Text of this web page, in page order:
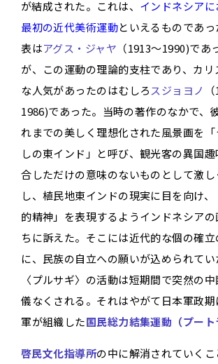
が結成された。これは、 インドネシアに
最初の近代美術運動といえるものであ
表はアグス・ジャヤ （1913～1990)であ
が、この運動の理論的支柱であり、カリ
な人気があったのはむしろスジョヨノ
1986)であった。当時の著作のなかで、
れまでの美しく理想化された風景画を「
しの東インド」と呼び、観光客の異国
合しただけの意味のないものとして激し
し、植民地東インドの現実に目を向け、
的精神」を表現するようインドネシアの
ちに訴えた。そこには近代的な個の確
に、民族の自立への願いが込められてい
〈プルサギ〉の活動は短期間で突然の
儀なくされる。それはやがて日本軍政
軍が組織した国民総力結集運動（プート
啓民文化指導所の中に解消されていく